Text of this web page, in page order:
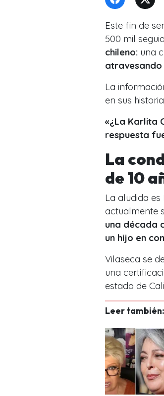
Este fin de
500 mil
chileno: una
atravesando
La
en sus
«¿La Karlita
respuesta
La
de 10
La aludida es
actualmente
una década
un hijo en
Vilaseca se
una
estado de
Leer también: